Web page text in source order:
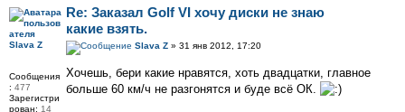
Re: Заказал Golf VI хочу диски не знаю
какие взять.
Slava Z » 31 янв 2012, 17:20
Хочешь, бери какие нравятся, хоть двадцатки, главное
больше 60 км/ч не разгонятся и буде всё ОК.
Slava Z
Сообщения
: 477
Зарегистри
рован: 14